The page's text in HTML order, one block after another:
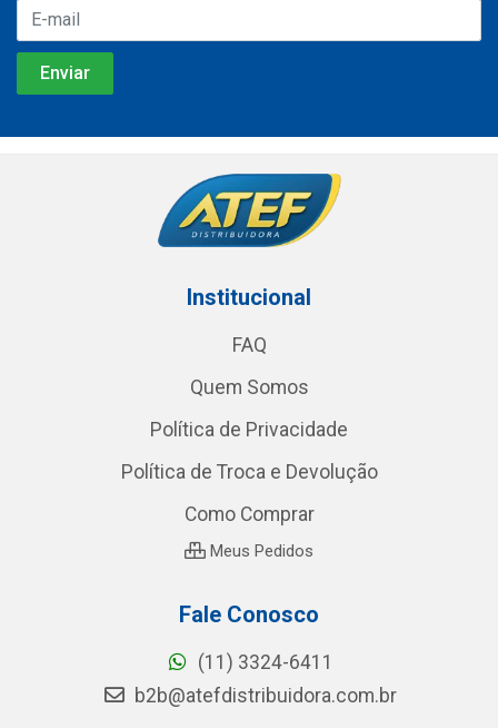
Institucional
FAQ
Quem Somos
Política de Privacidade
Política de Troca e Devolução
Como Comprar
Meus Pedidos
Fale Conosco
(11) 3324-6411
b2b@atefdistribuidora.com.br